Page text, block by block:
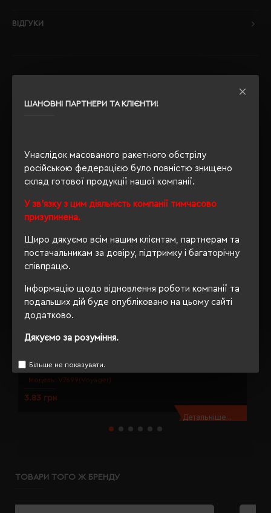
ШАНОВНІ ПАРТНЕРИ ТА КЛІЄНТИ!
Унаслідок масованого ракетного обстрілу
російською федерацією було повністю знищено
склад готової продукції нашої компанії.
У зв'язку з цим діяльність компанії тимчасово
призупинена.
Щиро дякуємо всім нашим клієнтам, партнерам та
постачальникам за довіру, підтримку і багаторічну
співпрацю.
Інформацію щодо відновлення роботи компанії та
подальших дій буде опубліковано на цьому сайті
додатково.
Дякуємо за розуміння.
Більше не показувати.
ВІДГУКИ
Модель: V7699(Voyager)
3.83 грн
Детальніше...
ТОВАРИ ТОГО Ж БРЕНДУ